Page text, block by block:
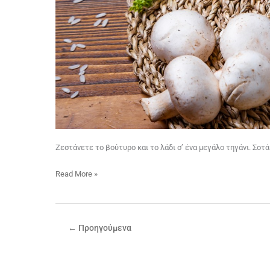
Ζεστάνετε το βούτυρο και το λάδι σ’ ένα μεγάλο τηγάνι.
Read More »
← Προηγούμενα